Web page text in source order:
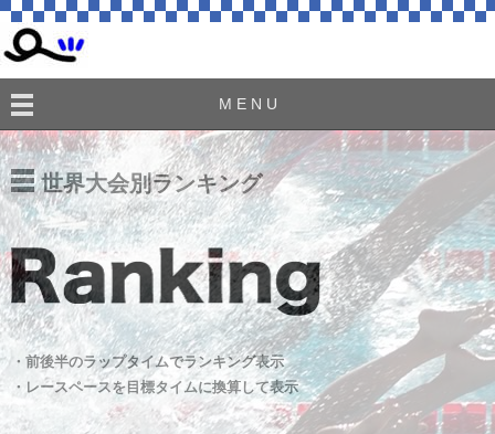
M E N U
世界大会別ランキング
・前後半のラップタイムでランキング表示
・レースペースを目標タイムに換算して表示